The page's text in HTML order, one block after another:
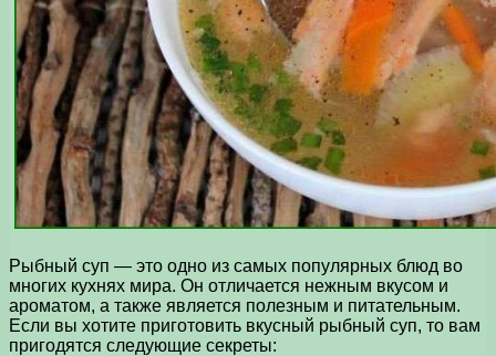
Рыбный суп — это одно из самых популярных блюд во
многих кухнях мира. Он отличается нежным вкусом и
ароматом, а также является полезным и питательным.
Если вы хотите приготовить вкусный рыбный суп, то вам
пригодятся следующие секреты: